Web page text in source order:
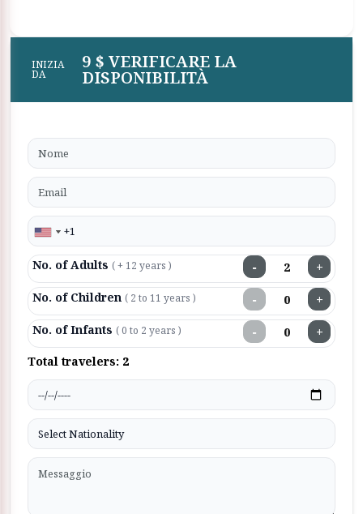
INIZIA
DA
9 $ VERIFICARE LA
DISPONIBILITÀ
No. of Adults ( + 12 years ) − +
No. of Children ( 2 to 11 years ) − +
No. of Infants ( 0 to 2 years ) − +
Total travelers: 2